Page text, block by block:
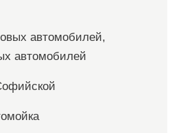
автомобилей,
автомобилей